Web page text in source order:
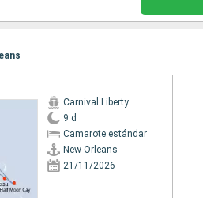
Carnival Liberty
9 d
Camarote estándar
New Orleans
21/11/2026